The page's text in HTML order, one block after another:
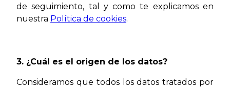
de seguimiento, tal y como te explicamos en
nuestra Política de cookies.
3. ¿Cuál es el origen de los datos?
Consideramos que todos los datos tratados por